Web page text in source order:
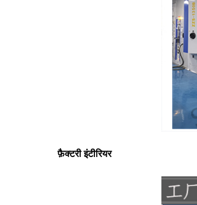
फ़ैक्टरी इंटीरियर